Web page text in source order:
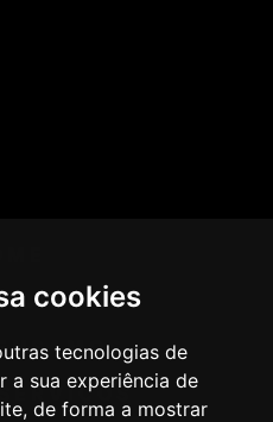
cookies
tecnologias de
a sua experiência de
de forma a mostrar